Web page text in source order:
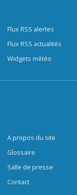
Flux RSS alertes
Flux RSS actualités
Widgets météo
A propos du site
Glossaire
Salle de presse
Contact